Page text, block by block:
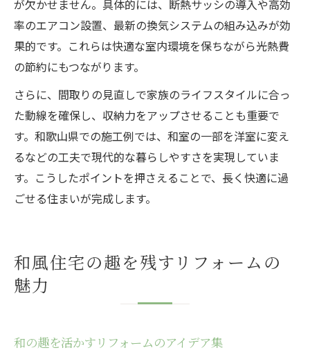
が欠かせません。具体的には、断熱サッシの導入や高効
率のエアコン設置、最新の換気システムの組み込みが効
果的です。これらは快適な室内環境を保ちながら光熱費
の節約にもつながります。
さらに、間取りの見直しで家族のライフスタイルに合っ
た動線を確保し、収納力をアップさせることも重要で
す。和歌山県での施工例では、和室の一部を洋室に変え
るなどの工夫で現代的な暮らしやすさを実現していま
す。こうしたポイントを押さえることで、長く快適に過
ごせる住まいが完成します。
和風住宅の趣を残すリフォームの
魅力
和の趣を活かすリフォームのアイデア集